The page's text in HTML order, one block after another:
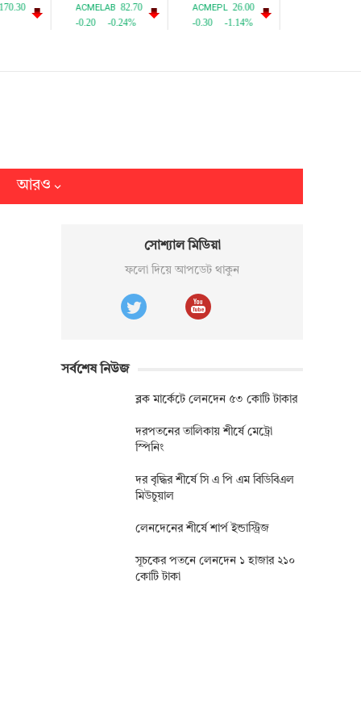
আরও
সোশ্যাল মিডিয়া
ফলো দিয়ে আপডেট থাকুন
সর্বশেষ নিউজ
ব্লক মার্কেটে লেনদেন ৫৩ কোটি টাকার
দরপতনের তালিকায় শীর্ষে মেট্রো
স্পিনিং
দর বৃদ্ধির শীর্ষে সি এ পি এম বিডিবিএল
মিউচুয়াল
লেনদেনের শীর্ষে শার্প ইন্ডাস্ট্রিজ
সূচকের পতনে লেনদেন ১ হাজার ২১০
কোটি টাকা